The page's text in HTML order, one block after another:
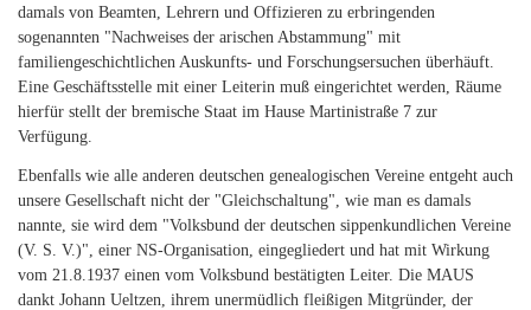
damals von Beamten, Lehrern und Offizieren zu erbringenden
sogenannten "Nachweises der arischen Abstammung" mit
familiengeschichtlichen Auskunfts- und Forschungsersuchen überhäuft.
Eine Geschäftsstelle mit einer Leiterin muß eingerichtet werden, Räume
hierfür stellt der bremische Staat im Hause Martinistraße 7 zur
Verfügung.
Ebenfalls wie alle anderen deutschen genealogischen Vereine entgeht auch
unsere Gesellschaft nicht der "Gleichschaltung", wie man es damals
nannte, sie wird dem "Volksbund der deutschen sippenkundlichen Vereine
(V. S. V.)", einer NS-Organisation, eingegliedert und hat mit Wirkung
vom 21.8.1937 einen vom Volksbund bestätigten Leiter. Die MAUS
dankt Johann Ueltzen, ihrem unermüdlich fleißigen Mitgründer, der